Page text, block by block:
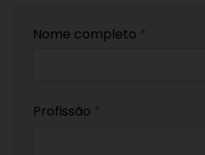
Nome completo *
Profissão *